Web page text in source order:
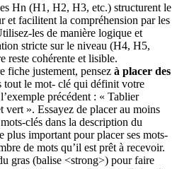
Hn (H1, H2, H3, etc.) structurent le
et facilitent la compréhension par les
les de manière logique et
stricte sur le niveau (H4, H5,
reste cohérente et lisible.
fiche justement, pensez à placer des
tout le mot- clé qui définit votre
précédent : « Tablier
vert ». Essayez de placer au moins
clés dans la description du
plus important pour placer ses mots-
de mots qu’il est prêt à recevoir.
gras (balise <strong>) pour faire